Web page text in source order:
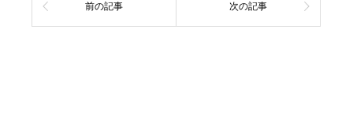
前の記事 次の記事